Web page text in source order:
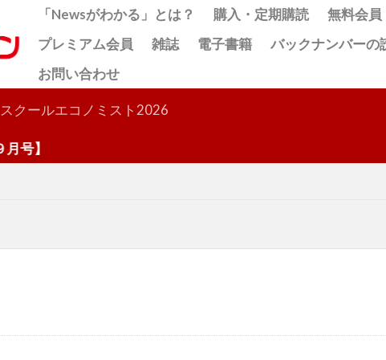
「Newsがわかる」とは？ 購入・定期購読
無料会員
プレミアム会員
雑誌 電子書籍
バックナンバーの
お問い合わせ
スクールエコノミスト2026
検索